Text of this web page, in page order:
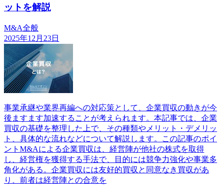
ットを解説
M&A全般
2025年12月23日
事業承継や業界再編への対応策として、企業買収の動きが今
後ますます加速することが考えられます。本記事では、企業
買収の基礎を整理した上で、その種類やメリット・デメリッ
ト、具体的な流れなどについて解説します。この記事のポイ
ントM&Aによる企業買収は、経営陣が他社の株式を取得
し、経営権を獲得する手法で、目的には競争力強化や事業多
角化がある。企業買収には友好的買収と同意なき買収があ
り、前者は経営陣との合意を